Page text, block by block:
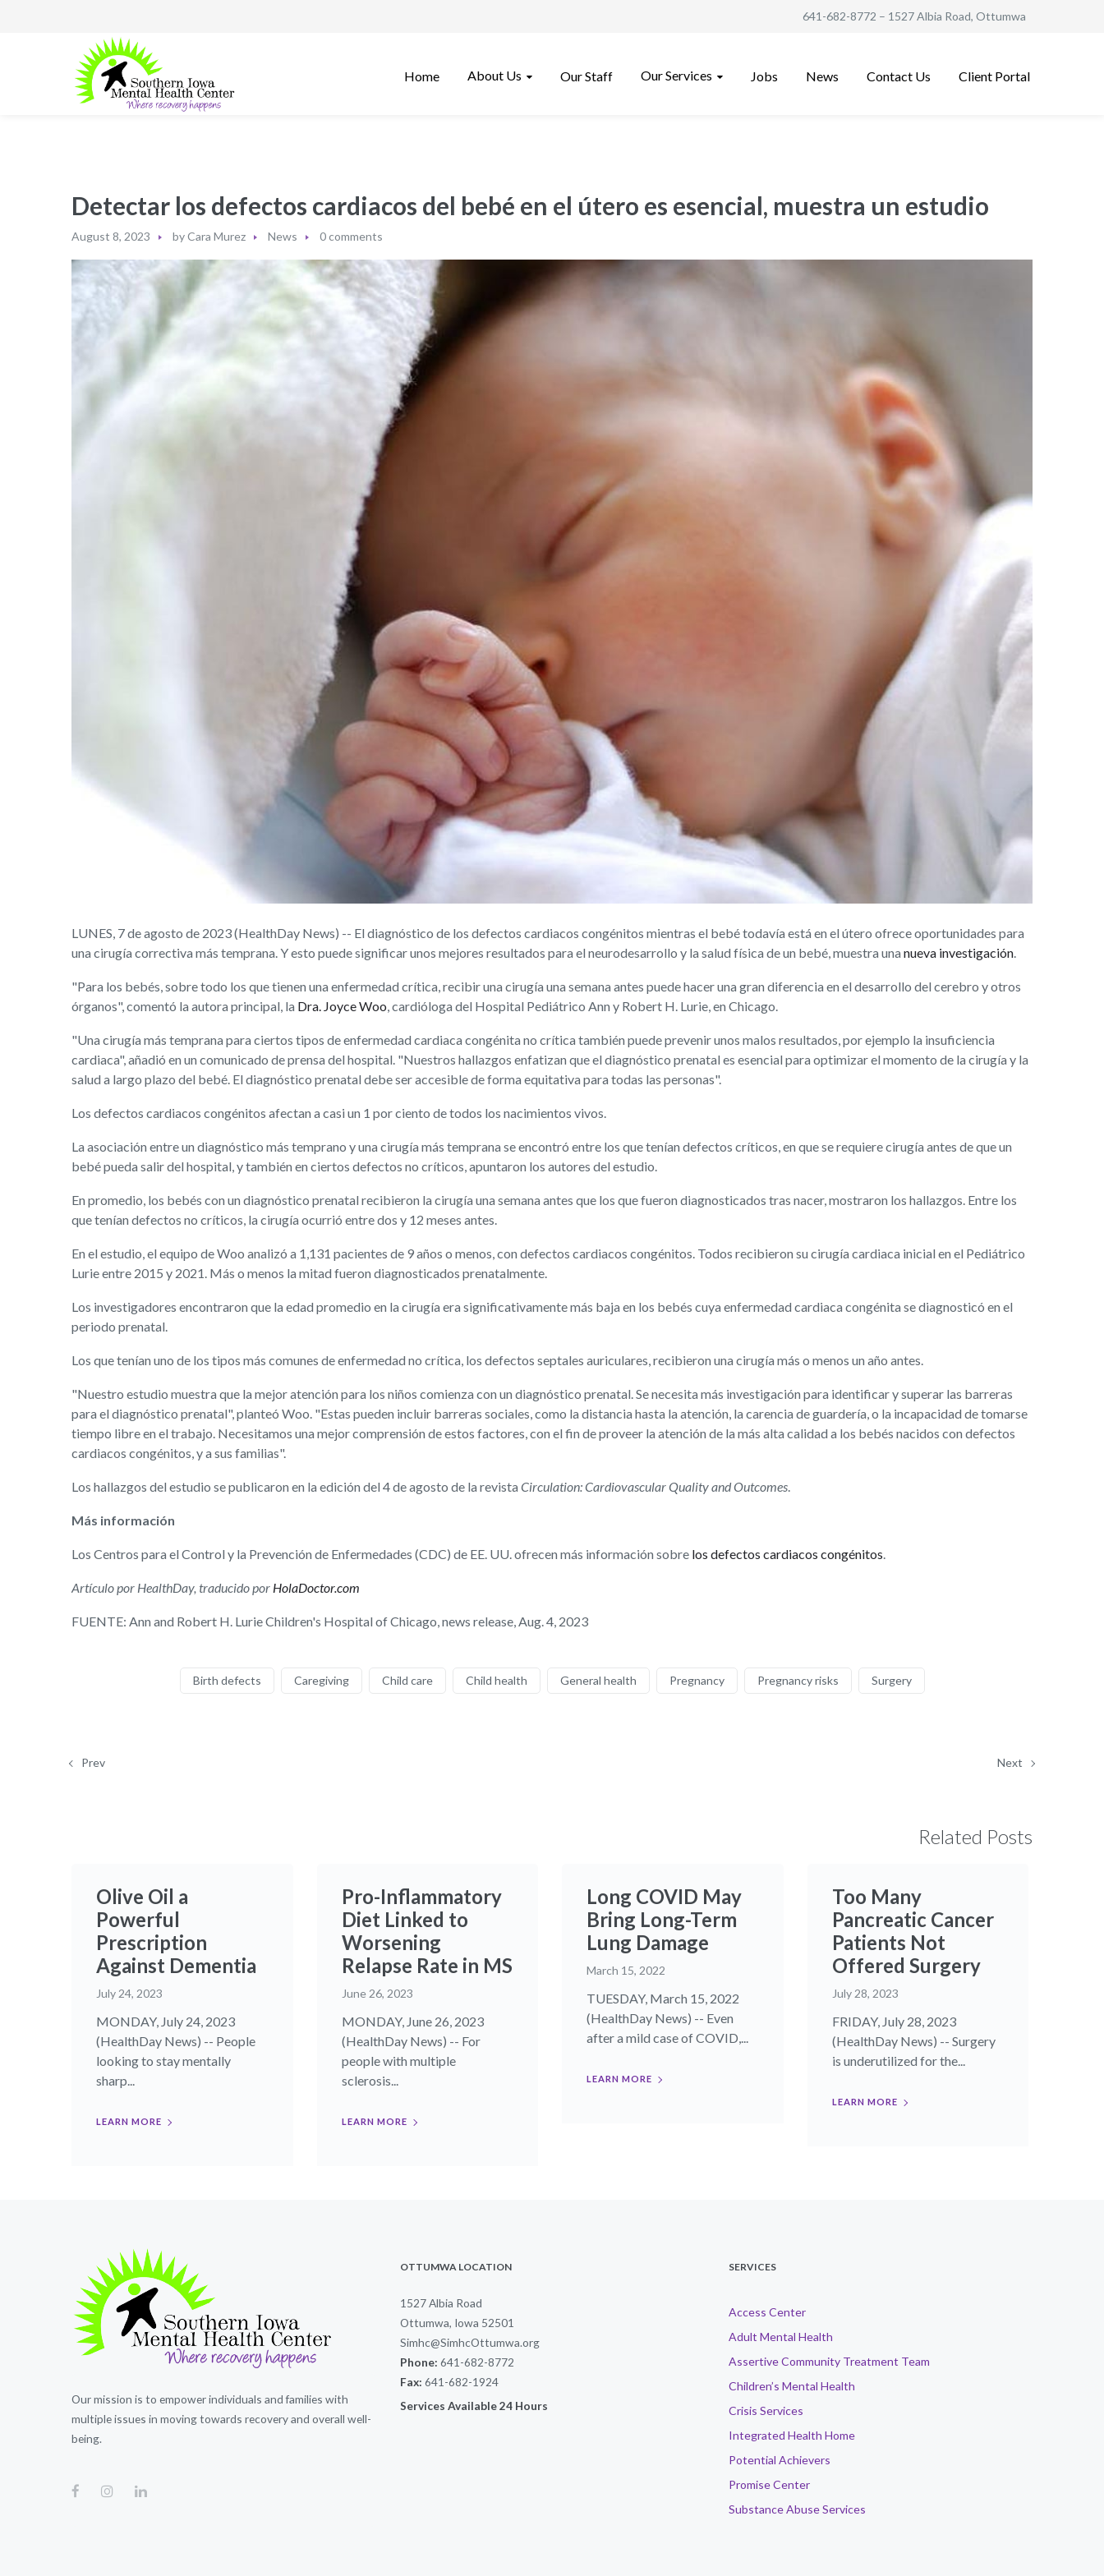
641-682-8772 – 1527 Albia Road, Ottumwa
Home About Us Our Staff Our Services Jobs News Contact Us Client Portal
Detectar los defectos cardiacos del bebé en el útero es esencial, muestra un estudio
August 8, 2023 byCara Murez News 0 comments
LUNES, 7 de agosto de 2023 (HealthDay News) -- El diagnóstico de los defectos cardiacos congénitos mientras el bebé todavía está en el útero ofrece oportunidades para
una cirugía correctiva más temprana. Y esto puede significar unos mejores resultados para el neurodesarrollo y la salud física de un bebé, muestra una nueva investigación.
"Para los bebés, sobre todo los que tienen una enfermedad crítica, recibir una cirugía una semana antes puede hacer una gran diferencia en el desarrollo del cerebro y otros
órganos", comentó la autora principal, la Dra. Joyce Woo, cardióloga del Hospital Pediátrico Ann y Robert H. Lurie, en Chicago.
"Una cirugía más temprana para ciertos tipos de enfermedad cardiaca congénita no crítica también puede prevenir unos malos resultados, por ejemplo la insuficiencia
cardiaca", añadió en un comunicado de prensa del hospital. "Nuestros hallazgos enfatizan que el diagnóstico prenatal es esencial para optimizar el momento de la cirugía y la
salud a largo plazo del bebé. El diagnóstico prenatal debe ser accesible de forma equitativa para todas las personas".
Los defectos cardiacos congénitos afectan a casi un 1 por ciento de todos los nacimientos vivos.
La asociación entre un diagnóstico más temprano y una cirugía más temprana se encontró entre los que tenían defectos críticos, en que se requiere cirugía antes de que un
bebé pueda salir del hospital, y también en ciertos defectos no críticos, apuntaron los autores del estudio.
En promedio, los bebés con un diagnóstico prenatal recibieron la cirugía una semana antes que los que fueron diagnosticados tras nacer, mostraron los hallazgos. Entre los
que tenían defectos no críticos, la cirugía ocurrió entre dos y 12 meses antes.
En el estudio, el equipo de Woo analizó a 1,131 pacientes de 9 años o menos, con defectos cardiacos congénitos. Todos recibieron su cirugía cardiaca inicial en el Pediátrico
Lurie entre 2015 y 2021. Más o menos la mitad fueron diagnosticados prenatalmente.
Los investigadores encontraron que la edad promedio en la cirugía era significativamente más baja en los bebés cuya enfermedad cardiaca congénita se diagnosticó en el
periodo prenatal.
Los que tenían uno de los tipos más comunes de enfermedad no crítica, los defectos septales auriculares, recibieron una cirugía más o menos un año antes.
"Nuestro estudio muestra que la mejor atención para los niños comienza con un diagnóstico prenatal. Se necesita más investigación para identificar y superar las barreras
para el diagnóstico prenatal", planteó Woo. "Estas pueden incluir barreras sociales, como la distancia hasta la atención, la carencia de guardería, o la incapacidad de tomarse
tiempo libre en el trabajo. Necesitamos una mejor comprensión de estos factores, con el fin de proveer la atención de la más alta calidad a los bebés nacidos con defectos
cardiacos congénitos, y a sus familias".
Los hallazgos del estudio se publicaron en la edición del 4 de agosto de la revista Circulation: Cardiovascular Quality and Outcomes.
Más información
Los Centros para el Control y la Prevención de Enfermedades (CDC) de EE. UU. ofrecen más información sobre los defectos cardiacos congénitos.
Artículo por HealthDay, traducido por HolaDoctor.com
FUENTE: Ann and Robert H. Lurie Children's Hospital of Chicago, news release, Aug. 4, 2023
Birth defects Caregiving Child care Child health General health Pregnancy Pregnancy risks Surgery
Prev Next
Related Posts
Olive Oil a
Powerful
Prescription
Against Dementia
July 24, 2023
MONDAY, July 24, 2023
(HealthDay News) -- People
looking to stay mentally
sharp...
LEARN MORE
Pro-Inflammatory
Diet Linked to
Worsening
Relapse Rate in MS
June 26, 2023
MONDAY, June 26, 2023
(HealthDay News) -- For
people with multiple
sclerosis...
LEARN MORE
Long COVID May
Bring Long-Term
Lung Damage
March 15, 2022
TUESDAY, March 15, 2022
(HealthDay News) -- Even
after a mild case of COVID,...
LEARN MORE
Too Many
Pancreatic Cancer
Patients Not
Offered Surgery
July 28, 2023
FRIDAY, July 28, 2023
(HealthDay News) -- Surgery
is underutilized for the...
LEARN MORE
Our mission is to empower individuals and families with
multiple issues in moving towards recovery and overall well-
being.
OTTUMWA LOCATION
1527 Albia Road
Ottumwa, Iowa 52501
Simhc@SimhcOttumwa.org
Phone: 641-682-8772
Fax: 641-682-1924
Services Available 24 Hours
SERVICES
Access Center
Adult Mental Health
Assertive Community Treatment Team
Children’s Mental Health
Crisis Services
Integrated Health Home
Potential Achievers
Promise Center
Substance Abuse Services